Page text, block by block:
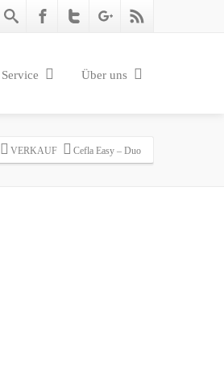
Service Über uns
VERKAUF Cefla Easy – Duo